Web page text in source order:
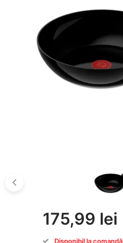
175,99 lei
Disponibil la comandă